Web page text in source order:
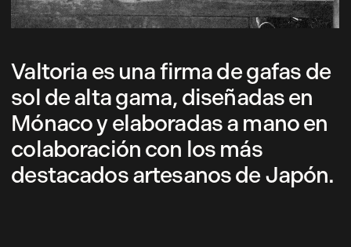
Valtoria es una firma de gafas de
sol de alta gama, diseñadas en
Mónaco y elaboradas a mano en
colaboración con los más
destacados artesanos de Japón.